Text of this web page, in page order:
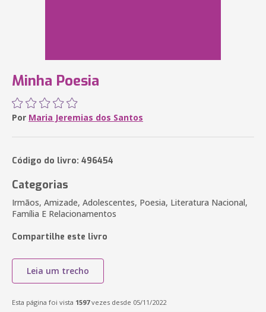
Minha Poesia
Por Maria Jeremias dos Santos
Código do livro: 496454
Categorias
Irmãos, Amizade, Adolescentes, Poesia, Literatura Nacional,
Família E Relacionamentos
Compartilhe este livro
Leia um trecho
Esta página foi vista 1597vezes desde 05/11/2022